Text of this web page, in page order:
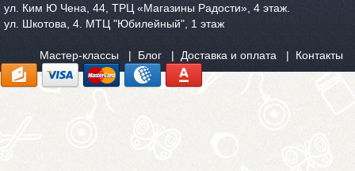
ул. Ким Ю Чена, 44, ТРЦ «Магазины Радости», 4 этаж.
ул. Шкотова, 4. МТЦ "Юбилейный", 1 этаж
Мастер-классы Блог Доставка и оплата Контакты